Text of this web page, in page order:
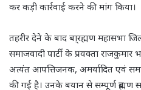
कर कड़ी कार्रवाई करने की मांग किया।
तहरीर देने के बाद बा्रह्मण महासभा
समाजवादी पार्टी के प्रवक्ता राजकुमार
अत्यंत आपत्तिजनक, अमर्यादित एवं
की गई है। उनके बयान से सम्पूर्ण